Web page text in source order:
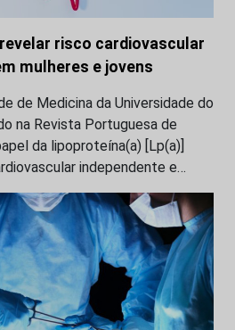
risco cardiovascular
mulheres e jovens
de Medicina da Universidade do
na Revista Portuguesa de
da lipoproteína(a) [Lp(a)]
independente e…